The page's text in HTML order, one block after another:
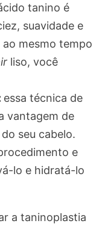
tanino é
suavidade e
mesmo tempo
liso, você
essa técnica de
vantagem de
seu cabelo.
e
lo e hidratá-lo
a taninoplastia